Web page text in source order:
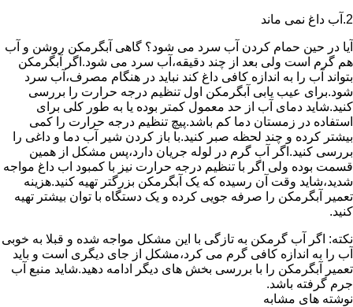
2.آب داغ نمی ماند
آیا در حین حمام کردن آب سرد می شود؟ گاهی آبگرمکن روشن و آب
هم گرم است ولی بعد از چند دقیقه،آب سرد می شود.اگر آبگرمکن
بتواند آب را به اندازه کافی داغ کند نباید در هنگام مصرف،آب سرد
شود.برای عیب یابی آبگرمکن اول تنظیم درجه حرارت را بررسی
کنید.شاید دمای آب از حد معمول کمتر بوده یا به طور کلی برای
استفاده در زمستان دما کم باشد.پیچ تنظیم درجه حرارت را کمی
بیشتر کرده و چند لحظه صبر کنید.با باز کردن شیر آب دما و داغی را
بررسی کنید.اگر آب گرم در لوله جریان دارد،پس مشکل از همین
قسمت بوده ولی اگر با تنظیم درجه حرارت نیز با کمبود اب داغ مواجه
شدید،شاید وقت آن رسیده که یک آبگرمکن بزرگتر تهیه کنید.هزینه
تعمیر آبگرمکن را صرفه جویی کرده و یک دستگاه با توان بیشتر تهیه
کنید.
نکته: اگر آب گرمکن به تازگی با این مشکل مواجه شده و قبلا به خوبی
آب را به اندازه کافی گرم می کرد،مشکل از جای دیگری است و باید
تعمیر آبگرمکن را با بررسی بخش های دیگر ادامه دهید.شاید منبع آب
جرم گرفته باشد.
نوشته های مشابه